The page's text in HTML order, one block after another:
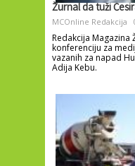
Žurnal da tuži
MCOnline Redakcija
Redakcija
konferenciju za
vazanih za napad
Adija Kebu.